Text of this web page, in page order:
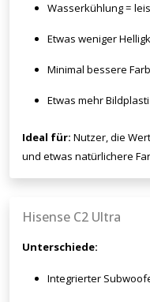
Wasserkühlung =
Etwas weniger
Minimal bessere
Etwas mehr
Ideal für: Nutzer, die
und etwas natürlichere
Hisense C2 Ultra
Unterschiede:
Integrierter